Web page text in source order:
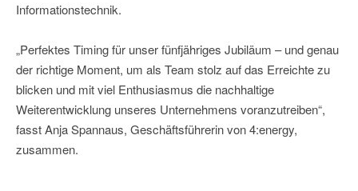
Informationstechnik.
„Perfektes Timing für unser fünfjähriges Jubiläum – und genau
der richtige Moment, um als Team stolz auf das Erreichte zu
blicken und mit viel Enthusiasmus die nachhaltige
Weiterentwicklung unseres Unternehmens voranzutreiben“,
fasst Anja Spannaus, Geschäftsführerin von 4:energy,
zusammen.